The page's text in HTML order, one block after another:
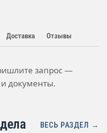
Доставка Отзывы
запрос —
документы.
ВЕСЬ РАЗДЕЛ →